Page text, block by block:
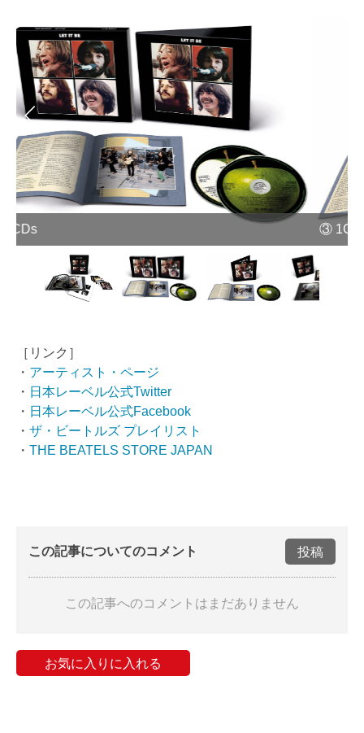
③ 1CD
［リンク］
・ アーティスト・ページ
・ 日本レーベル公式Twitter
・ 日本レーベル公式Facebook
・ ザ・ビートルズ プレイリスト
・ THE BEATELS STORE JAPAN
この記事についてのコメント 投稿
この記事へのコメントはまだありません
お気に入りに入れる